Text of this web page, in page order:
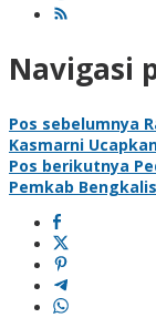
Navigasi
Pos sebelumnya
Kasmarni
Pos berikutnya
Pemkab